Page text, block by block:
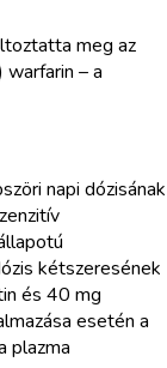
meg az
– a
napi dózisának
kétszeresének
és 40 mg
esetén a
plazma